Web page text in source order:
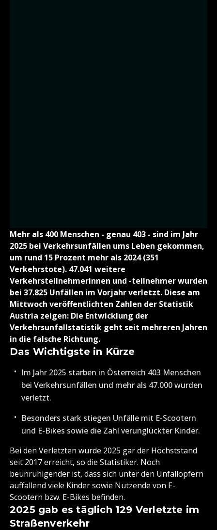
Mehr als 400 Menschen - genau 403 - sind im Jahr
2025 bei Verkehrsunfällen ums Leben gekommen,
um rund 15 Prozent mehr als 2024 (351
Verkehrstote). 47.041 weitere
Verkehrsteilnehmerinnen und -teilnehmer wurden
bei 37.825 Unfällen im Vorjahr verletzt. Diese am
Mittwoch veröffentlichten Zahlen der Statistik
Austria zeigen: Die Entwicklung der
Verkehrsunfallstatistik geht seit mehreren Jahren
in die falsche Richtung.
Das Wichtigste in Kürze
Im Jahr 2025 starben in Österreich 403 Menschen
bei Verkehrsunfällen und mehr als 47.000 wurden
verletzt.
Besonders stark stiegen Unfälle mit E-Scootern
und E-Bikes sowie die Zahl verunglückter Kinder.
Bei den Verletzten wurde 2025 gar der Höchststand
seit 2017 erreicht, so die Statistiker. Noch
beunruhigender ist, dass sich unter den Unfallopfern
auffallend viele Kinder sowie Nutzende von E-
Scootern bzw. E-Bikes befinden.
2025 gab es täglich 129 Verletzte im
Straßenverkehr